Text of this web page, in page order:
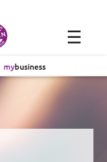
mybusiness
×
☰